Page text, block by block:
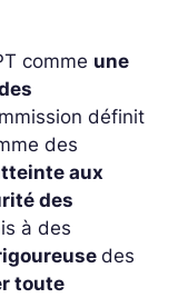
comme une
définit
des
aux
des
à des
des
toute